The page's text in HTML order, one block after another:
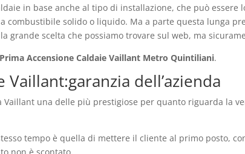
in base anche al tipo di installazione, che può essere
combustibile solido o liquido. Ma a parte questa lunga
grande scelta che possiamo trovare sul web, ma
Prima Accensione Caldaie Vaillant Metro Quintiliani.
dell’azienda
Vaillant una delle più prestigiose per quanto riguarda la
tempo è quella di mettere il cliente al primo posto,